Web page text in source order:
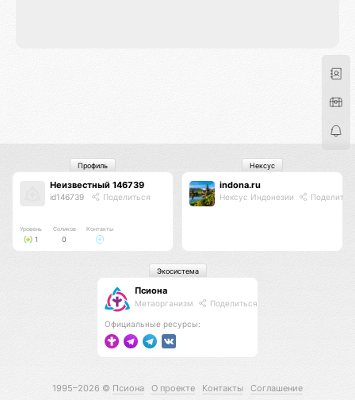
Неизвестный 146739
id146739 Поделиться
Уровень
1
Соликов
0
Контакты
Профиль
indona.ru
Нексус Индонезии
Нексус
Псиона
Метаорганизм Поделиться
Официальные ресурсы:
Экосистема
1995–2026 © Псиона О проекте Контакты Соглашение